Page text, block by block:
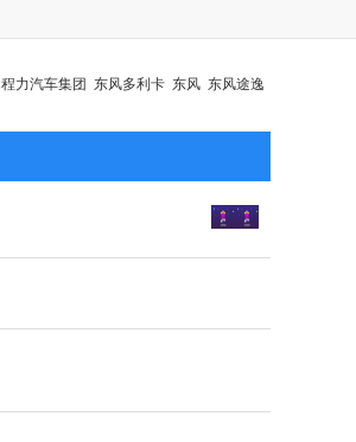
程力汽车集团 东风多利卡 东风 东风途逸